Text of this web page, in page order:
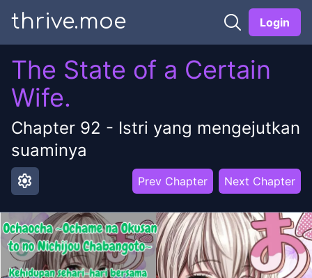
thrive.moe Login
The State of a Certain
Wife.
Chapter 92 - Istri yang mengejutkan
suaminya
settings Prev Chapter Next Chapter